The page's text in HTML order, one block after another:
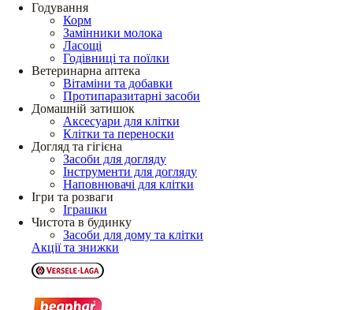
Годування
Корм
Замінники молока
Ласощі
Годівниці та поїлки
Ветеринарна аптека
Вітаміни та добавки
Протипаразитарні засоби
Домашній затишок
Аксесуари для клітки
Клітки та переноски
Догляд та гігієна
Засоби для догляду
Інструменти для догляду
Наповнювачі для клітки
Ігри та розваги
Іграшки
Чистота в будинку
Засоби для дому та клітки
Акції та знижки